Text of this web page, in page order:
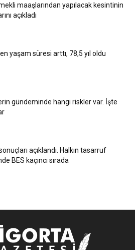
maaşlarından yapılacak kesintinin
açıkladı
yaşam süresi arttı, 78,5 yıl oldu
gündeminde hangi riskler var. İşte
açıklandı. Halkın tasarruf
BES kaçıncı sırada